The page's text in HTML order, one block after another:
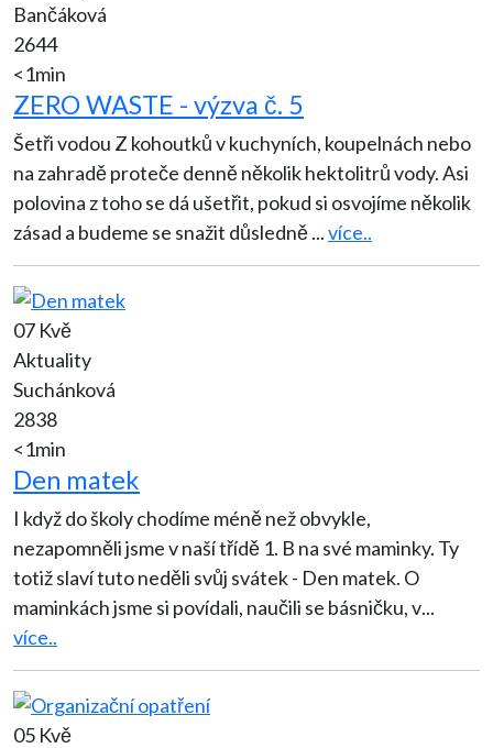
Bančáková
2644
<1min
ZERO WASTE - výzva č. 5
Šetři vodou Z kohoutků v kuchyních, koupelnách nebo
na zahradě proteče denně několik hektolitrů vody. Asi
polovina z toho se dá ušetřit, pokud si osvojíme několik
zásad a budeme se snažit důsledně...více..
07 Kvě
Aktuality
Suchánková
2838
<1min
Den matek
I když do školy chodíme méně než obvykle,
nezapomněli jsme v naší třídě 1. B na své maminky. Ty
totiž slaví tuto neděli svůj svátek - Den matek. O
maminkách jsme si povídali, naučili se básničku, v...
více..
05 Kvě